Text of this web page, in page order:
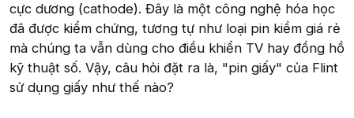
cực dương (cathode). Đây là một công nghệ hóa học
đã được kiểm chứng, tương tự như loại pin kiềm giá rẻ
mà chúng ta vẫn dùng cho điều khiển TV hay đồng hồ
kỹ thuật số. Vậy, câu hỏi đặt ra là, "pin giấy" của Flint
sử dụng giấy như thế nào?